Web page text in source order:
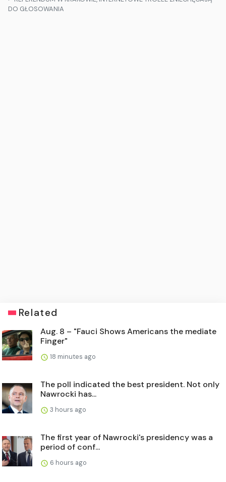
DO GŁOSOWANIA
Related
Aug. 8 – "Fauci Shows Americans the mediate
Finger"
18 minutes ago
The poll indicated the best president. Not only
Nawrocki has...
3 hours ago
The first year of Nawrocki's presidency was a
period of conf...
6 hours ago